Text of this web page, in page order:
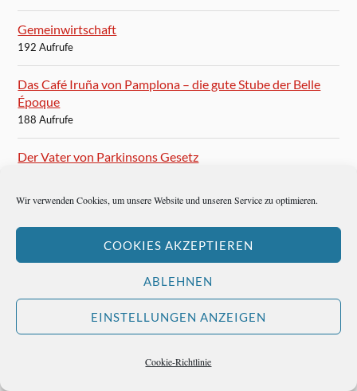
Wir verwenden Cookies, um unsere Website und unseren Service zu optimieren.
COOKIES AKZEPTIEREN
ABLEHNEN
EINSTELLUNGEN ANZEIGEN
Cookie-Richtlinie
Gemeinwirtschaft
192 Aufrufe
Das Café Iruña von Pamplona – die gute Stube der Belle
Époque
188 Aufrufe
Der Vater von Parkinsons Gesetz
183 Aufrufe
Johann Löhn – der Mann, der mich besser
179 Aufrufe
Ein Jazz-Musiker